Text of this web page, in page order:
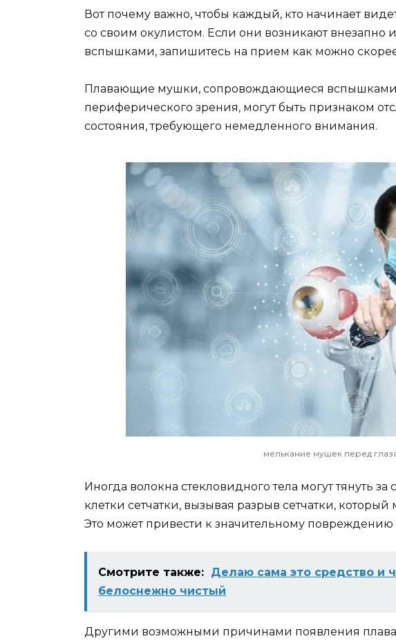
Вот почему важно, чтобы каждый, кто начинает
со своим окулистом. Если они возникают внезапно
вспышками, запишитесь на прием как можно
Плавающие мушки, сопровождающиеся вспышками
периферического зрения, могут быть признаком
состояния, требующего немедленного внимания.
мелькание мушек перед
Иногда волокна стекловидного тела могут тянуть
клетки сетчатки, вызывая разрыв сетчатки,
Это может привести к значительному повреждению
Смотрите также: Делаю сама это средство и
белоснежно чистый
Другими возможными причинами появления